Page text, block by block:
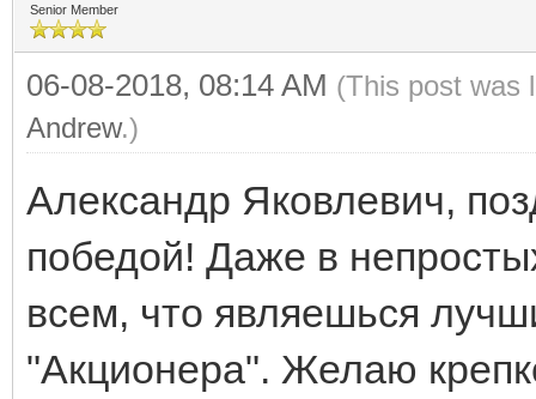
Senior Member
06-08-2018, 08:14 AM (This post was
Andrew.)
Александр Яковлевич,
победой! Даже в
всем, что являешься
"Акционера". Желаю